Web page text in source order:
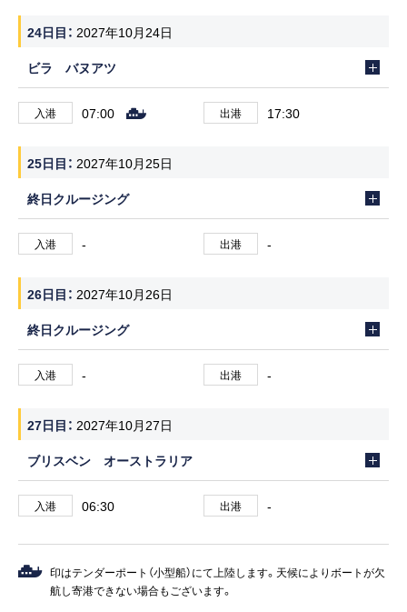
24日目
2027年10月24日
ビラ バヌアツ
入港 07:00 出港 17:30
25日目
2027年10月25日
終日クルージング
入港 - 出港 -
26日目
2027年10月26日
終日クルージング
入港 - 出港 -
27日目
2027年10月27日
ブリスベン オーストラリア
入港 06:30 出港 -
印はテンダーポート（小型船）にて上陸します。天候によりボートが欠
航し寄港できない場合もございます。